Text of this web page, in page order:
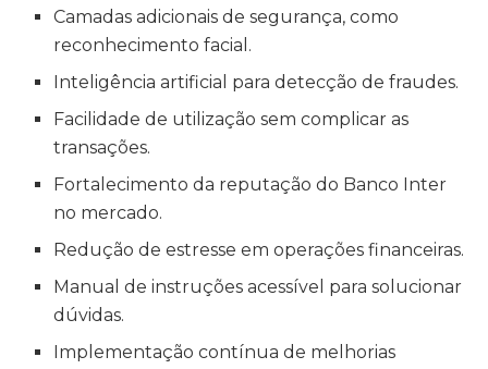
Camadas adicionais de segurança, como
reconhecimento facial.
Inteligência artificial para detecção de fraudes.
Facilidade de utilização sem complicar as
transações.
Fortalecimento da reputação do Banco Inter
no mercado.
Redução de estresse em operações financeiras.
Manual de instruções acessível para solucionar
dúvidas.
Implementação contínua de melhorias